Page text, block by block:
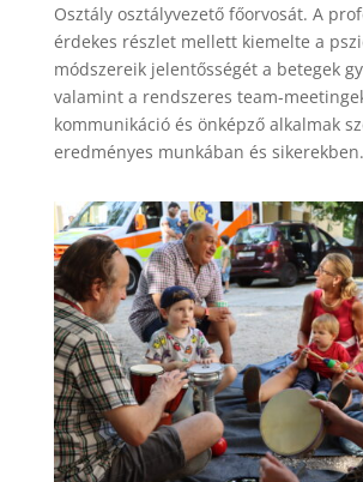
Osztály osztályvezető főorvosát. A
érdekes részlet mellett kiemelte a
módszereik jelentősségét a betegek
valamint a rendszeres team-
kommunikáció és önképző alkalmak
eredményes munkában és sikerekben.